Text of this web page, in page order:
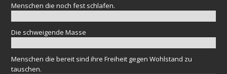
Menschen die noch fest schlafen.
Die schweigende Masse
Menschen die bereit sind ihre Freiheit gegen Wohlstand zu
tauschen.